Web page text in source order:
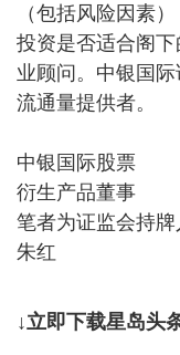
（包括风险因素
投资是否适合阁
业顾问。中银国
流通量提供者。
中银国际股票
衍生产品董事
笔者为证监会持牌
朱红
↓立即下载星岛头